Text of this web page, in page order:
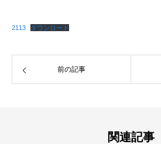
2113 ダウンロード
前の記事
関連記事